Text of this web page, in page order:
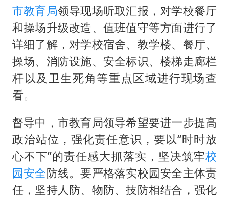
村民谈“梅姨”：叫的其实是“媒姨”
中国养老床位“三连降”
五粮液渠道价一箱上涨近百元
法国下周开始禁止未经同意的电话营销
市教育局领导现场听取汇报，对学校餐厅
和操场升级改造、值班值守等方面进行了
详细了解，对学校宿舍、教学楼、餐厅、
操场、消防设施、安全标识、楼梯走廊栏
杆以及卫生死角等重点区域进行现场查
看。
督导中，市教育局领导希望要进一步提高
政治站位，强化责任意识，要以“时时放
心不下”的责任感大抓落实，坚决筑牢校
园安全防线。要严格落实校园安全主体责
任，坚持人防、物防、技防相结合，强化